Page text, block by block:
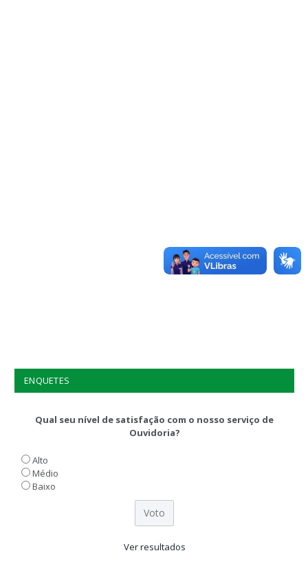
ENQUETES
Qual seu nível de satisfação com o nosso serviço de
Ouvidoria?
Alto
Médio
Baixo
Ver resultados